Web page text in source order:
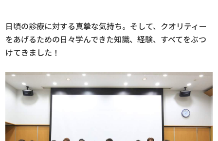
日頃の診療に対する真摯な気持ち。そして、クオリティー
をあげるための日々学んできた知識、経験、すべてをぶつ
けてきました！